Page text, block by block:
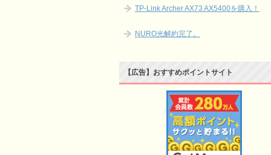
TP-Link Archer AX73 AX5400を購入！
NURO光解約完了。
【広告】おすすめポイントサイト